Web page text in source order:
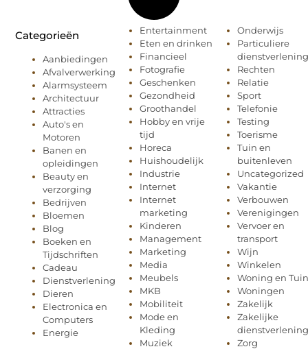
Categorieën
Aanbiedingen
Afvalverwerking
Alarmsysteem
Architectuur
Attracties
Auto's en
Motoren
Banen en
opleidingen
Beauty en
verzorging
Bedrijven
Bloemen
Blog
Boeken en
Tijdschriften
Cadeau
Dienstverlening
Dieren
Electronica en
Computers
Energie
Entertainment
Eten en drinken
Financieel
Fotografie
Geschenken
Gezondheid
Groothandel
Hobby en vrije
tijd
Horeca
Huishoudelijk
Industrie
Internet
Internet
marketing
Kinderen
Management
Marketing
Media
Meubels
MKB
Mobiliteit
Mode en
Kleding
Muziek
Onderwijs
Particuliere
dienstverlening
Rechten
Relatie
Sport
Telefonie
Testing
Toerisme
Tuin en
buitenleven
Uncategorized
Vakantie
Verbouwen
Verenigingen
Vervoer en
transport
Wijn
Winkelen
Woning en Tuin
Woningen
Zakelijk
Zakelijke
dienstverlening
Zorg